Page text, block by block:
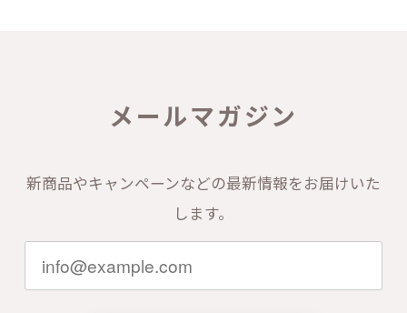
メールマガジン
新商品やキャンペーンなどの最新情報をお届けいた
します。